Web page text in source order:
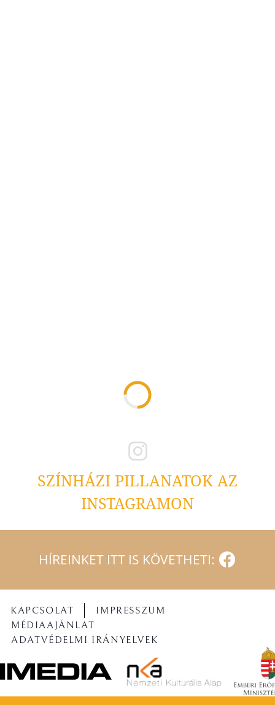
SZÍNHÁZI PILLANATOK AZ
INSTAGRAMON
HÍREINKET ITT IS KÖVETHETI:
KAPCSOLAT
IMPRESSZUM
MÉDIAAJÁNLAT
ADATVÉDELMI IRÁNYELVEK